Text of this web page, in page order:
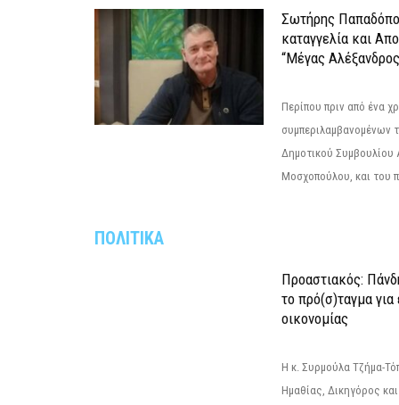
Σωτήρης
καταγγελία και
“Μέγας
Περίπου πριν από ένα
συμπεριλαμβανομένων
Δημοτικού Συμβουλίου
Μοσχοπούλου, και του
ΠΟΛΙΤΙΚΑ
Προαστιακός:
το πρό(σ)ταγμα για
οικονομίας
Η κ. Συρμούλα Τζήμα-
Ημαθίας, Δικηγόρος